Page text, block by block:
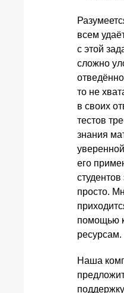
всем
с этой
сложно
то не
в своих
тестов
знания
его
студентов
просто.
помощью
ресурсам.
Наша